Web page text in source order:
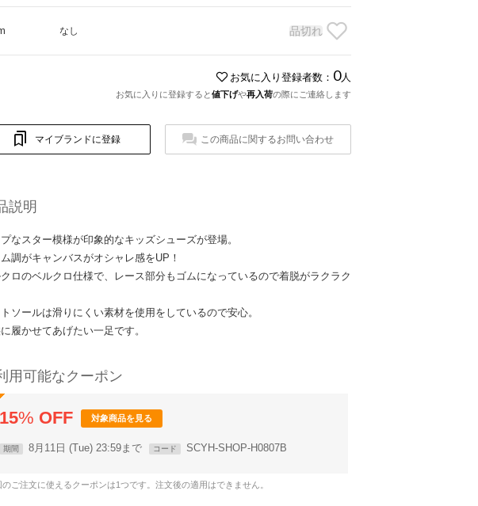
なし 品切れ
お気に入り登録者数： 0人
お気に入りに登録すると値下げや再入荷の際にご連絡します
マイブランドに登録 この商品に関するお問い合わせ
説明
なスター模様が印象的なキッズシューズが登場。
調がキャンバスがオシャレ感をUP！
ロのベルクロ仕様で、レース部分もゴムになっているので着脱がラクラク
ソールは滑りにくい素材を使用をしているので安心。
履かせてあげたい一足です。
用可能なクーポン
15% OFF 対象商品を見る
期間 8月11日 (Tue) 23:59まで コード SCYH-SHOP-H0807B
ご注文に使えるクーポンは1つです。注文後の適用はできません。